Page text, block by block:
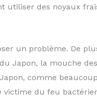
utiliser des noyaux
un problème. De
Japon, la mouche
comme
victime du feu